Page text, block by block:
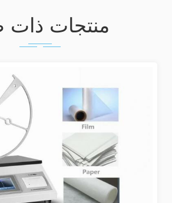
منتجات ذات